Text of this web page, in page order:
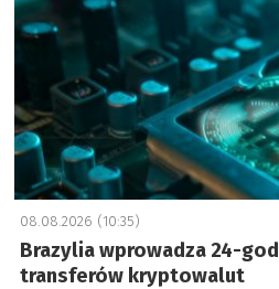
08.08.2026 (10:35)
Brazylia wprowadza 24-
transferów kryptowalut